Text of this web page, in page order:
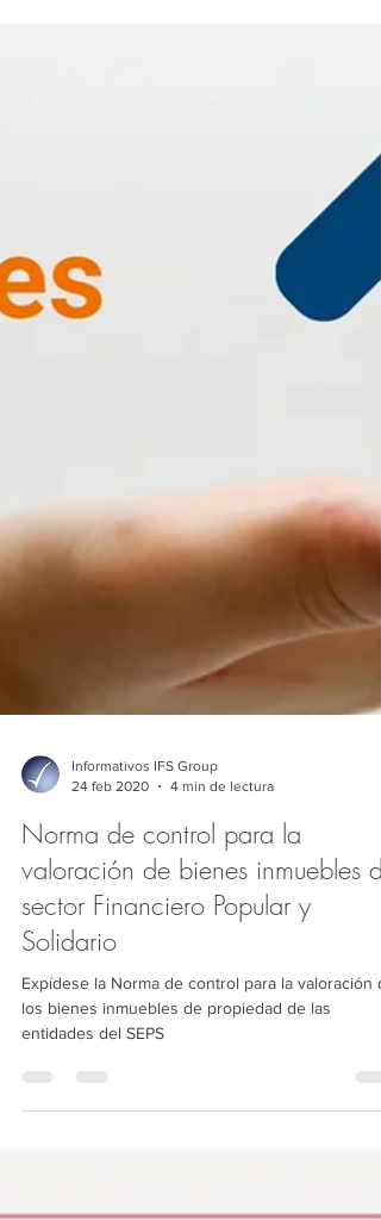
Informativos IFS Group
24 feb 2020
Norma de control para la
valoración de bienes inmuebles
sector Financiero Popular y
Solidario